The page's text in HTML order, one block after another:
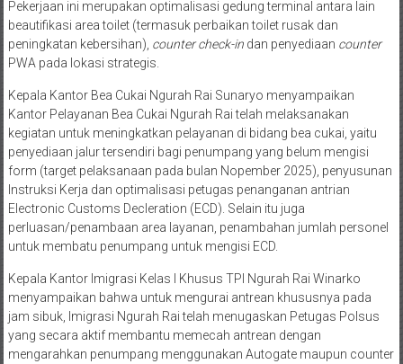
Pekerjaan ini merupakan optimalisasi gedung terminal antara lain
beautifikasi area toilet (termasuk perbaikan toilet rusak dan
peningkatan kebersihan), counter check-indan penyediaan counter
PWA pada lokasi strategis.
Kepala Kantor Bea Cukai Ngurah Rai Sunaryo menyampaikan
Kantor Pelayanan Bea Cukai Ngurah Rai telah melaksanakan
kegiatan untuk meningkatkan pelayanan di bidang bea cukai, yaitu
penyediaan jalur tersendiri bagi penumpang yang belum mengisi
form (target pelaksanaan pada bulan Nopember 2025), penyusunan
Instruksi Kerja dan optimalisasi petugas penanganan antrian
Electronic Customs Decleration (ECD). Selain itu juga
perluasan/penambaan area layanan, penambahan jumlah personel
untuk membatu penumpang untuk mengisi ECD.
Kepala Kantor Imigrasi Kelas I Khusus TPI Ngurah Rai Winarko
menyampaikan bahwa untuk mengurai antrean khususnya pada
jam sibuk, Imigrasi Ngurah Rai telah menugaskan Petugas Polsus
yang secara aktif membantu memecah antrean dengan
mengarahkan penumpang menggunakan Autogate maupun counter